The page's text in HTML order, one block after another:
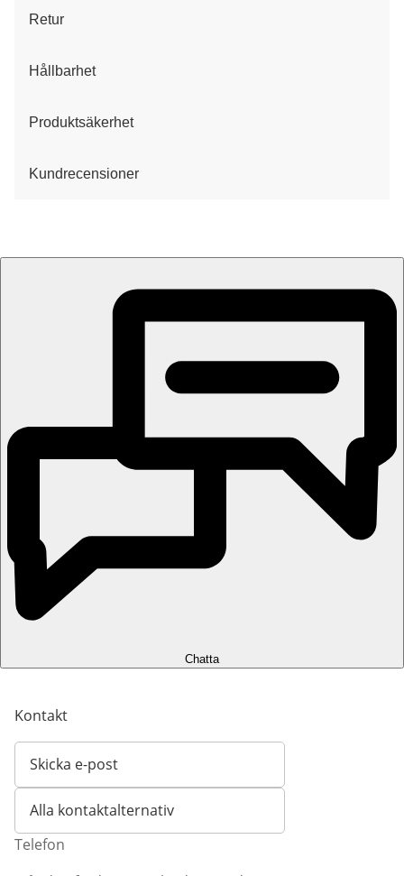
Retur
Hållbarhet
Produktsäkerhet
Kundrecensioner
Chatta
Kontakt
Skicka e-post
Öppnar e-postklient
Alla kontaktalternativ
Telefon